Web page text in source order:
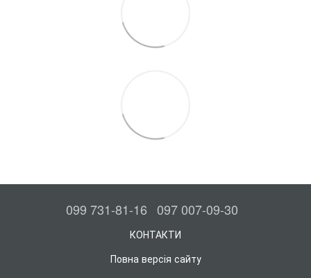
099 731-81-16 097 007-09-30
КОНТАКТИ
Повна версія сайту